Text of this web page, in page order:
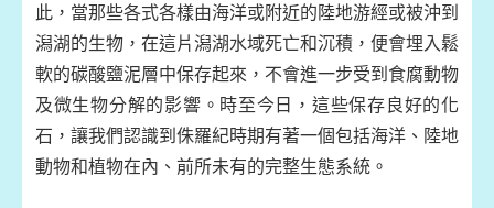
此，當那些各式各樣由海洋或附近的陸地游經或被沖到
潟湖的生物，在這片潟湖水域死亡和沉積，便會埋入鬆
軟的碳酸鹽泥層中保存起來，不會進一步受到食腐動物
及微生物分解的影響。時至今日，這些保存良好的化
石，讓我們認識到侏羅紀時期有著一個包括海洋、陸地
動物和植物在內、前所未有的完整生態系統。